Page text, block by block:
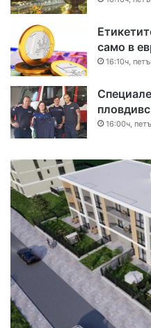
само в
16:10ч,
16:00ч,